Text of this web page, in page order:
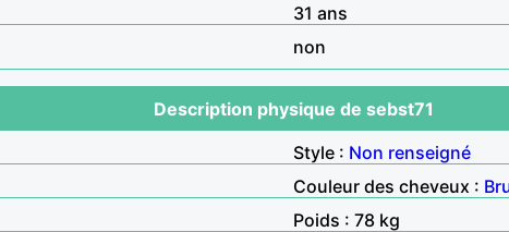
31 ans
non
Description physique de sebst71
Style : Non renseigné
Couleur des cheveux :
Poids : 78 kg